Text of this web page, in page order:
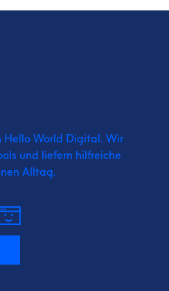
Hello World Digital. Wir
und liefern hilfreiche
Alltag.